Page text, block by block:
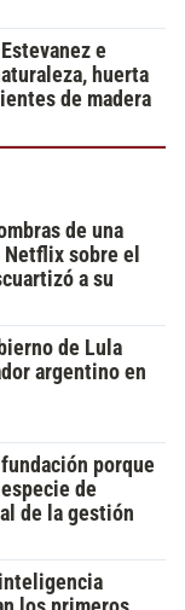
e
huerta
de madera
de una
sobre el
a su
de Lula
argentino en
porque
de
de la gestión